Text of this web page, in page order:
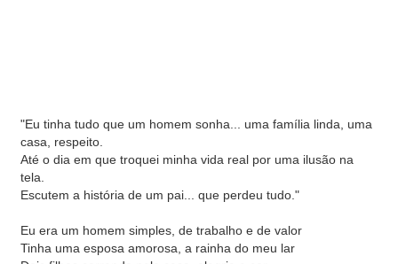
"Eu tinha tudo que um homem sonha... uma família linda, uma
casa, respeito.
Até o dia em que troquei minha vida real por uma ilusão na
tela.
Escutem a história de um pai... que perdeu tudo."
Eu era um homem simples, de trabalho e de valor
Tinha uma esposa amorosa, a rainha do meu lar